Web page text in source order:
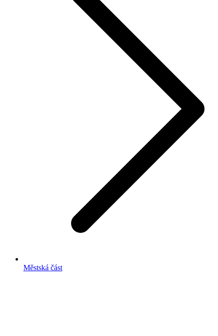
Městská část